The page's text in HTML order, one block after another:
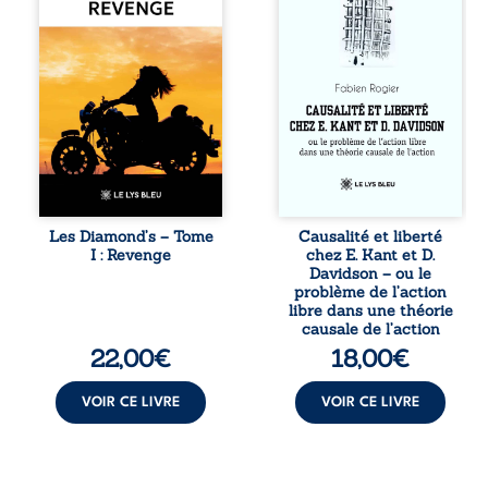
que redouté dans
tout le pays. Rien
ne la prédestinait
à cette vie, mais
les épreuves ont
forgé une femme
dure, inaccessible
et résolue à ne
jamais dévoiler
ses faiblesses,
jusqu’à ce que le
croise sa route.
Chef d’une famille
de Nomads, Juan
Les Diamond’s – Tome
I : Revenge
22,00€
VOIR CE LIVRE
de causes ? À
travers une
confrontation
entre les pensées
d’Emmanuel Kant
et de Donald
Davidson, cet
essai explore les
liens entre libre
déterminisme
responsabilité. De
la volonté
kantienne au
monisme anomal
de Davidson, il
interroge la
manière dont les
intentions et les
peuvent ...
Causalité et liberté
chez E. Kant et D.
Davidson – ou le
problème de l’action
libre dans une théorie
causale de l’action
18,00€
VOIR CE LIVRE